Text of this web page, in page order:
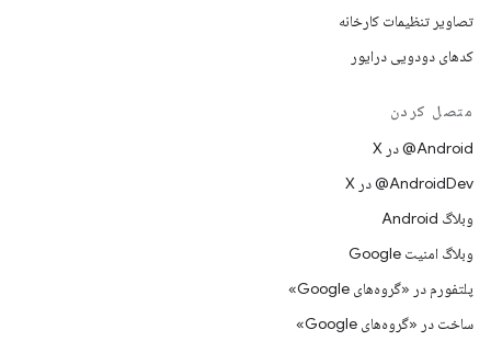
تصاویر تنظیمات کارخانه
کدهای دودویی درایور
متصل کردن
‫‎@Android در X
‫‎@AndroidDev در X
وبلاگ Android
وبلاگ امنیت Google
پلتفورم در «گروه‌های Google»
ساخت در «گروه‌های Google»